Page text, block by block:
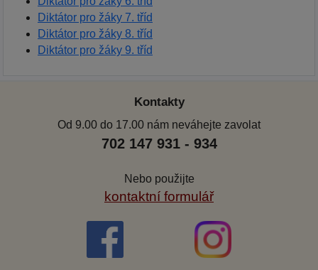
Diktátor pro žáky 7. tříd
Diktátor pro žáky 8. tříd
Diktátor pro žáky 9. tříd
Kontakty
Od 9.00 do 17.00 nám neváhejte zavolat
702 147 931 - 934
Nebo použijte
kontaktní formulář